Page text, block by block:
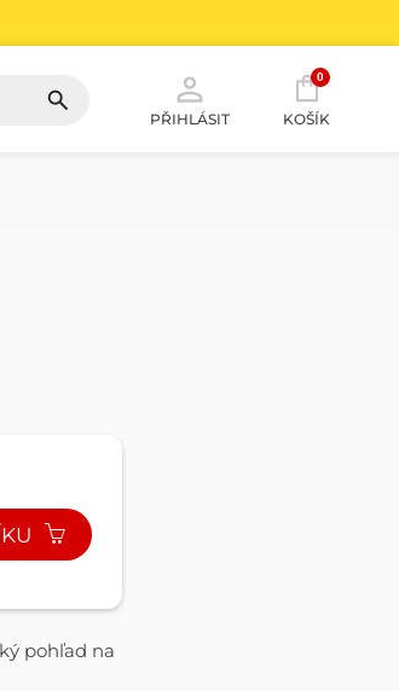
PŘIHLÁSIT
0
KOŠÍK
pohľad na